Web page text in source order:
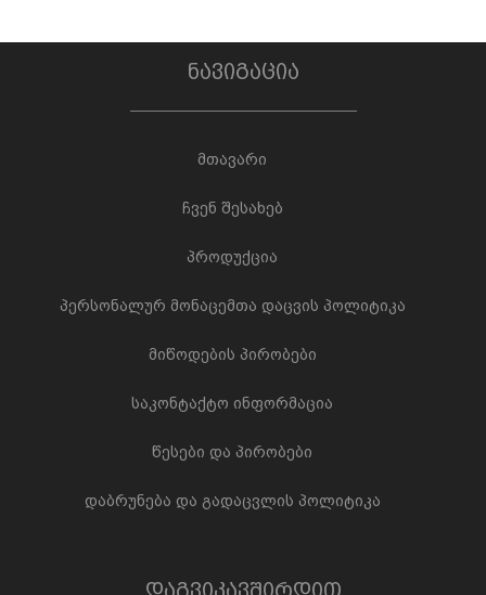
ნავიგაცია
მთავარი
ჩვენ შესახებ
პროდუქცია
პერსონალურ მონაცემთა დაცვის პოლიტიკა
მიწოდების პირობები
საკონტაქტო ინფორმაცია
წესები და პირობები
დაბრუნება და გადაცვლის პოლიტიკა
დაგვიკავშირდით